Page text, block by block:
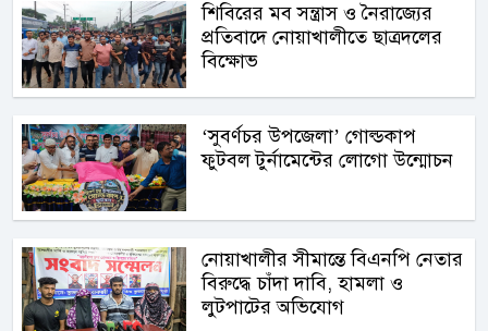
শিবিরের মব সন্ত্রাস ও নৈরাজ্যের
প্রতিবাদে নোয়াখালীতে ছাত্রদলের
বিক্ষোভ
‘সুবর্ণচর উপজেলা’ গোল্ডকাপ
ফুটবল টুর্নামেন্টের লোগো উন্মোচন
নোয়াখালীর সীমান্তে বিএনপি নেতার
বিরুদ্ধে চাঁদা দাবি, হামলা ও
লুটপাটের অভিযোগ